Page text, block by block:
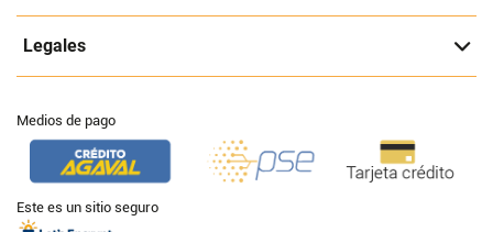
Legales
Medios de pago
Este es un sitio seguro